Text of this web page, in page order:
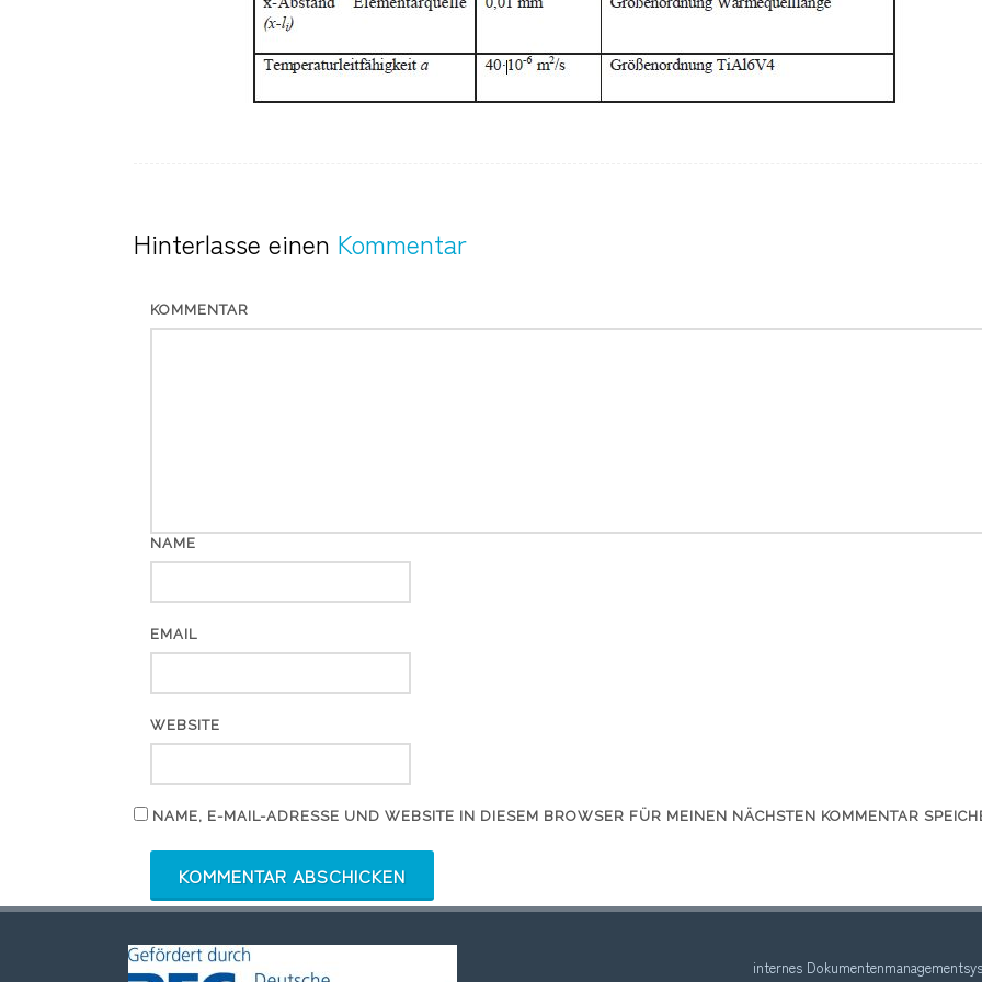
Hinterlasse einen Kommentar
KOMMENTAR
NAME
EMAIL
WEBSITE
NAME, E-MAIL-ADRESSE UND WEBSITE IN DIESEM BROWSER FÜR MEINEN NÄCHSTEN KOMMENTAR
internes